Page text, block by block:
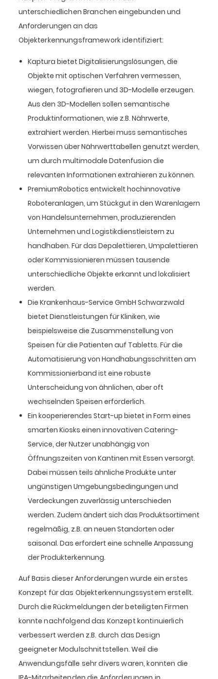
unterschiedlichen Branchen eingebunden und
Anforderungen an das
Objekterkennungsframework identifiziert:
Kaptura bietet Digitalisierungslösungen, die
Objekte mit optischen Verfahren vermessen,
wiegen, fotografieren und 3D-Modelle erzeugen.
Aus den 3D-Modellen sollen semantische
Produktinformationen, wie z.B. Nährwerte,
extrahiert werden. Hierbei muss semantisches
Vorwissen über Nährwerttabellen genutzt werden,
um durch multimodale Datenfusion die
relevanten Informationen extrahieren zu können.
PremiumRobotics entwickelt hochinnovative
Roboteranlagen, um Stückgut in den Warenlagern
von Handelsunternehmen, produzierenden
Unternehmen und Logistikdienstleistern zu
handhaben. Für das Depalettieren, Umpalettieren
oder Kommissionieren müssen tausende
unterschiedliche Objekte erkannt und lokalisiert
werden.
Die Krankenhaus-Service GmbH Schwarzwald
bietet Dienstleistungen für Kliniken, wie
beispielsweise die Zusammenstellung von
Speisen für die Patienten auf Tabletts. Für die
Automatisierung von Handhabungsschritten am
Kommissionierband ist eine robuste
Unterscheidung von ähnlichen, aber oft
wechselnden Speisen erforderlich.
Ein kooperierendes Start-up bietet in Form eines
smarten Kiosks einen innovativen Catering-
Service, der Nutzer unabhängig von
Öffnungszeiten von Kantinen mit Essen versorgt.
Dabei müssen teils ähnliche Produkte unter
ungünstigen Umgebungsbedingungen und
Verdeckungen zuverlässig unterschieden
werden. Zudem ändert sich das Produktsortiment
regelmäßig, z.B. an neuen Standorten oder
saisonal. Das erfordert eine schnelle Anpassung
der Produkterkennung.
Auf Basis dieser Anforderungen wurde ein erstes
Konzept für das Objekterkennungssystem erstellt.
Durch die Rückmeldungen der beteiligten Firmen
konnte nachfolgend das Konzept kontinuierlich
verbessert werden z.B. durch das Design
geeigneter Modulschnittstellen. Weil die
Anwendungsfälle sehr divers waren, konnten die